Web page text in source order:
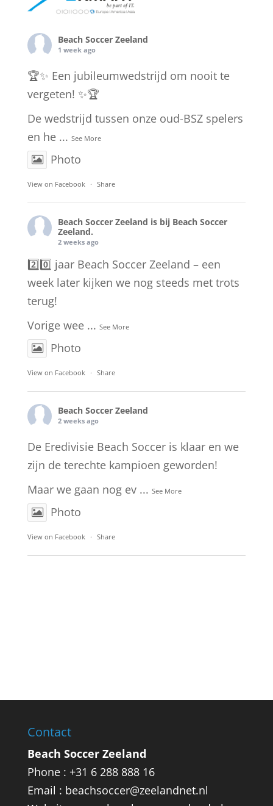
Beach Soccer Zeeland
1 week ago
🏆✨ Een jubileumwedstrijd om nooit te
vergeten! ✨🏆
De wedstrijd tussen onze oud-BSZ spelers
en he ... See More
Photo
View on Facebook · Share
Beach Soccer Zeeland is bij Beach Soccer
Zeeland.
2 weeks ago
2️⃣0️⃣ jaar Beach Soccer Zeeland – een
week later kijken we nog steeds met trots
terug!
Vorige wee ... See More
Photo
View on Facebook · Share
Beach Soccer Zeeland
2 weeks ago
De Eredivisie Beach Soccer is klaar en we
zijn de terechte kampioen geworden!
Maar we gaan nog ev ... See More
Photo
View on Facebook · Share
Contact
Beach Soccer Zeeland
Phone : +31 6 288 888 16
Email : beachsoccer@zeelandnet.nl